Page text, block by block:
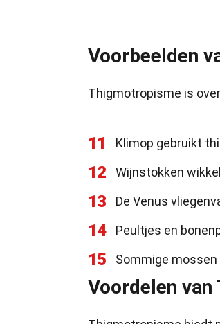
Voorbeelden
Thigmotropisme is
11 Klimop gebruikt
12 Wijnstokken
13 De Venus
14 Peultjes en
15 Sommige mossen
Voordelen